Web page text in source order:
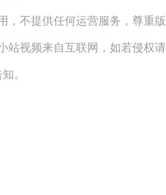
，不提供任何运营服务，尊重版
站视频来自互联网，如若侵权请
。